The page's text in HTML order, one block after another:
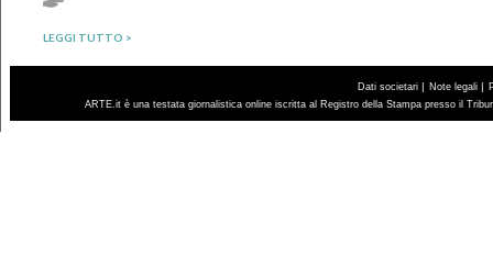
LEGGI TUTTO >
Dati societari | Note legali |
ARTE.it è una testata giornalistica online iscritta al Registro della Stampa presso il